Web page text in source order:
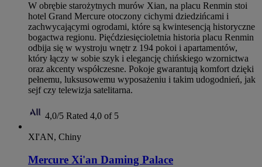
W obrębie starożytnych murów Xian, na placu Renmin stoi
hotel Grand Mercure otoczony cichymi dziedzińcami i
zachwycającymi ogrodami, które są kwintesencją historyczne
bogactwa regionu. Pięćdziesięcioletnia historia placu Renmin
odbija się w wystroju wnętr z 194 pokoi i apartamentów,
który łączy w sobie szyk i elegancję chińskiego wzornictwa
oraz akcenty współczesne. Pokoje gwarantują komfort dzięki
pełnemu, luksusowemu wyposażeniu i takim udogodnień, jak
sejf czy telewizja satelitarna.
4,0/5 Rated 4,0 of 5
XI'AN, Chiny
Mercure Xi'an Daming Palace